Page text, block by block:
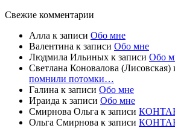
Свежие комментарии
Алла к записи Обо мне
Валентина к записи Обо мне
Людмила Ильиных к записи Обо
Светлана Коновалова (Лисовская)
помнили потомки…
Галина к записи Обо мне
Ираида к записи Обо мне
Смирнова Ольга к записи
Ольга Смирнова к записи